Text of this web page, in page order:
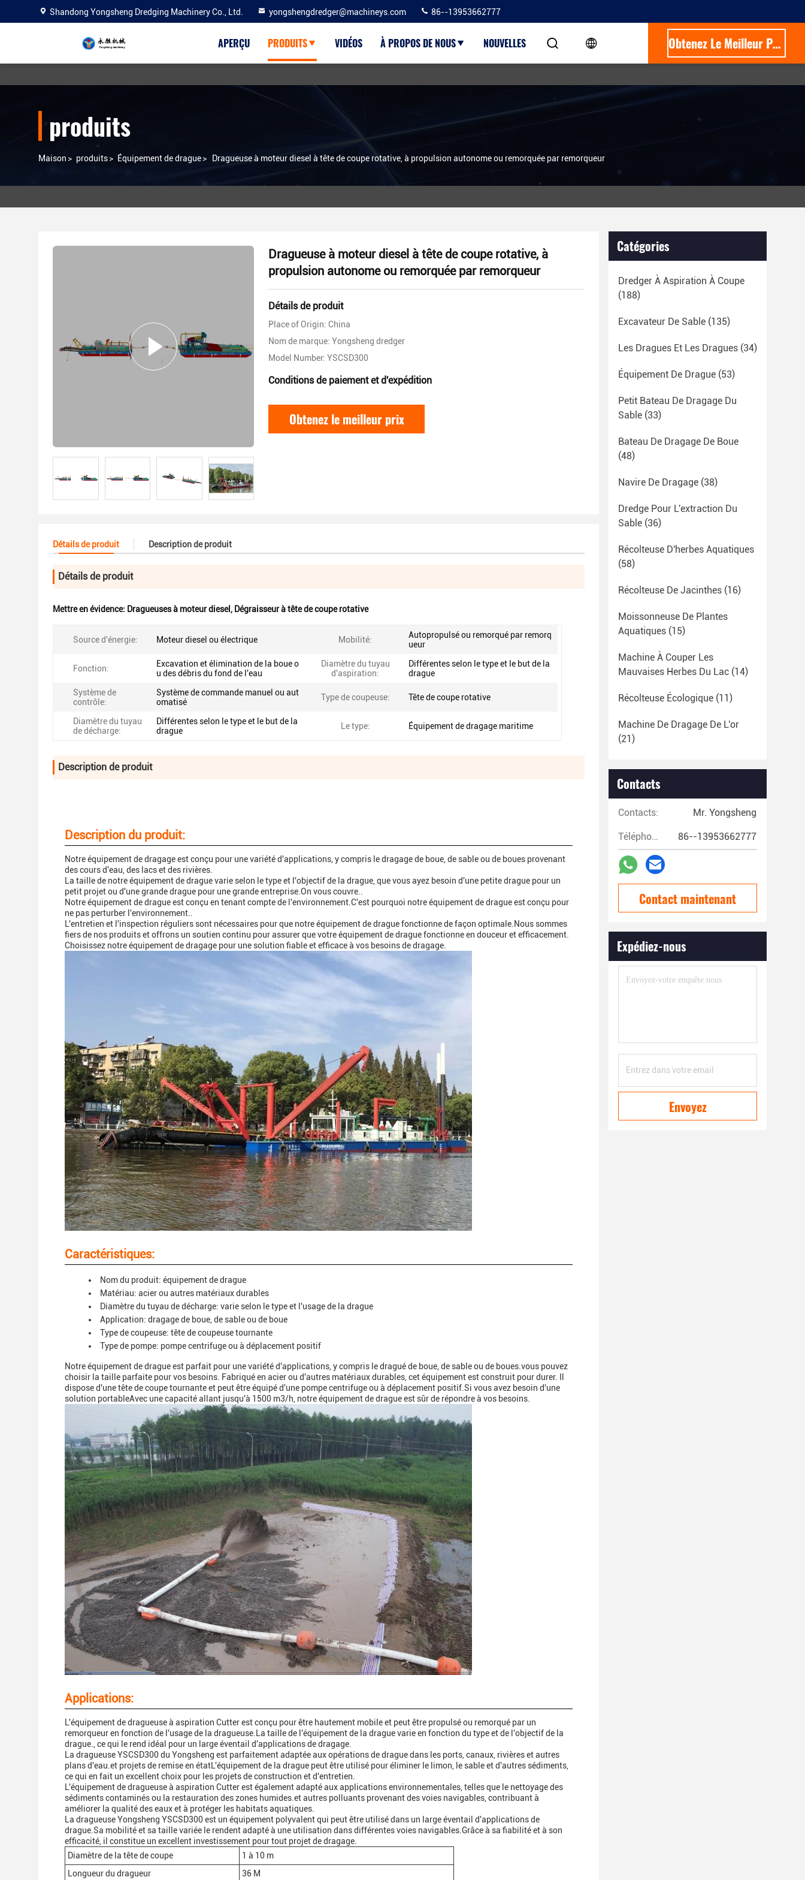
Shandong Yongsheng Dredging Machinery Co., Ltd. yongshengdredger@machineys.com 86--13953662777
APERÇU PRODUITS VIDÉOS À PROPOS DE NOUS NOUVELLES Obtenez Le Meilleur Prix
produits
Maison > produits> Équipement de drague> Dragueuse à moteur diesel à tête de coupe rotative, à propulsion autonome ou remorquée par remorqueur
Dragueuse à moteur diesel à tête de coupe rotative, à
propulsion autonome ou remorquée par remorqueur
Détails de produit
Place of Origin: China
Nom de marque: Yongsheng dredger
Model Number: YSCSD300
Conditions de paiement et d'expédition
Obtenez le meilleur prix
Détails de produit Description de produit
Détails de produit
Mettre en évidence: Dragueuses à moteur diesel, Dégraisseur à tête de coupe rotative
Source d'énergie: Moteur diesel ou électrique Mobilité:
Autopropulsé ou remorqué par remorq
ueur
Fonction:
Excavation et élimination de la boue o
u des débris du fond de l'eau
Diamètre du tuyau
d'aspiration:
Différentes selon le type et le but de la
drague
Système de
contrôle:
Système de commande manuel ou aut
omatisé
Type de coupeuse: Tête de coupe rotative
Diamètre du tuyau
de décharge:
Différentes selon le type et le but de la
drague
Le type: Équipement de dragage maritime
Description de produit
Description du produit:
Notre équipement de dragage est conçu pour une variété d'applications, y compris le dragage de boue, de sable ou de boues provenant
des cours d'eau, des lacs et des rivières.
La taille de notre équipement de drague varie selon le type et l'objectif de la drague, que vous ayez besoin d'une petite drague pour un
petit projet ou d'une grande drague pour une grande entreprise.On vous couvre..
Notre équipement de drague est conçu en tenant compte de l'environnement.C'est pourquoi notre équipement de drague est conçu pour
ne pas perturber l'environnement..
L'entretien et l'inspection réguliers sont nécessaires pour que notre équipement de drague fonctionne de façon optimale.Nous sommes
fiers de nos produits et offrons un soutien continu pour assurer que votre équipement de drague fonctionne en douceur et efficacement.
Choisissez notre équipement de dragage pour une solution fiable et efficace à vos besoins de dragage.
Caractéristiques:
Nom du produit: équipement de drague
Matériau: acier ou autres matériaux durables
Diamètre du tuyau de décharge: varie selon le type et l'usage de la drague
Application: dragage de boue, de sable ou de boue
Type de coupeuse: tête de coupeuse tournante
Type de pompe: pompe centrifuge ou à déplacement positif
Notre équipement de drague est parfait pour une variété d'applications, y compris le dragué de boue, de sable ou de boues.vous pouvez
choisir la taille parfaite pour vos besoins. Fabriqué en acier ou d'autres matériaux durables, cet équipement est construit pour durer. Il
dispose d'une tête de coupe tournante et peut être équipé d'une pompe centrifuge ou à déplacement positif.Si vous avez besoin d'une
solution portableAvec une capacité allant jusqu'à 1500 m3/h, notre équipement de drague est sûr de répondre à vos besoins.
Applications:
L'équipement de dragueuse à aspiration Cutter est conçu pour être hautement mobile et peut être propulsé ou remorqué par un
remorqueur en fonction de l'usage de la dragueuse.La taille de l'équipement de la drague varie en fonction du type et de l'objectif de la
drague., ce qui le rend idéal pour un large éventail d'applications de dragage.
La dragueuse YSCSD300 du Yongsheng est parfaitement adaptée aux opérations de drague dans les ports, canaux, rivières et autres
plans d'eau.et projets de remise en étatL'équipement de la drague peut être utilisé pour éliminer le limon, le sable et d'autres sédiments,
ce qui en fait un excellent choix pour les projets de construction et d'entretien.
L'équipement de dragueuse à aspiration Cutter est également adapté aux applications environnementales, telles que le nettoyage des
sédiments contaminés ou la restauration des zones humides.et autres polluants provenant des voies navigables, contribuant à
améliorer la qualité des eaux et à protéger les habitats aquatiques.
La dragueuse Yongsheng YSCSD300 est un équipement polyvalent qui peut être utilisé dans un large éventail d'applications de
drague.Sa mobilité et sa taille variée le rendent adapté à une utilisation dans différentes voies navigables.Grâce à sa fiabilité et à son
efficacité, il constitue un excellent investissement pour tout projet de dragage.
Diamètre de la tête de coupe
1 à 10 m
Longueur du dragueur
36 M
Catégories
Dredger À Aspiration À Coupe
(188)
Excavateur De Sable (135)
Les Dragues Et Les Dragues (34)
Équipement De Drague (53)
Petit Bateau De Dragage Du
Sable (33)
Bateau De Dragage De Boue
(48)
Navire De Dragage (38)
Dredge Pour L'extraction Du
Sable (36)
Récolteuse D'herbes Aquatiques
(58)
Récolteuse De Jacinthes (16)
Moissonneuse De Plantes
Aquatiques (15)
Machine À Couper Les
Mauvaises Herbes Du Lac (14)
Récolteuse Écologique (11)
Machine De Dragage De L'or
(21)
Contacts
Contacts: Mr. Yongsheng
Téléphone: 86--13953662777
Contact maintenant
Expédiez-nous
Envoyez